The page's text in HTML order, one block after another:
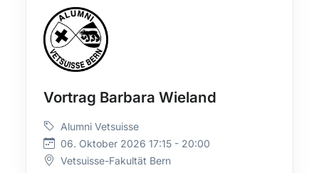
Vortrag Barbara Wieland
Alumni Vetsuisse
06. Oktober 2026 17:15 - 20:00
Vetsuisse-Fakultät Bern